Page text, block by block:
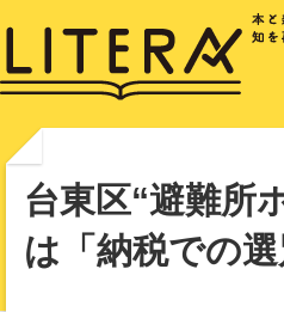
台東区“避難所
は「納税での